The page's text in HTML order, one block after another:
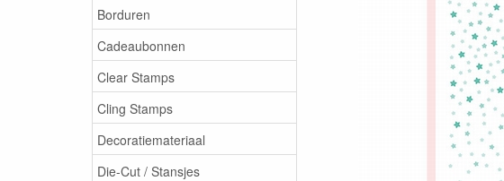
Borduren
Cadeaubonnen
Clear Stamps
Cling Stamps
Decoratiemateriaal
Die-Cut / Stansjes